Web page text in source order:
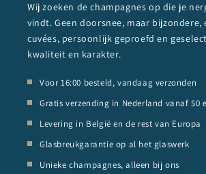
Wij zoeken de champagnes op die je
vindt. Geen doorsnee, maar bijzondere,
cuvées, persoonlijk geproefd en
kwaliteit en karakter.
Voor 16:00 besteld, vandaag verzonden
Gratis verzending in Nederland vanaf 50
Levering in België en de rest van Europa
Glasbreukgarantie op al het glaswerk
Unieke champagnes, alleen bij ons